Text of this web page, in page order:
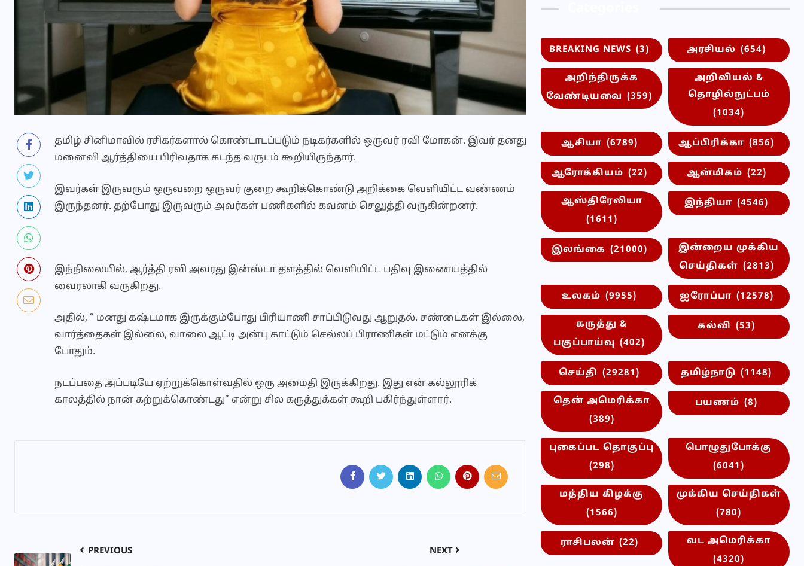
தமிழ் சினிமாவில் ரசிகர்களால் கொண்டாடப்படும் நடிகர்களில் ஒருவர் ரவி மோகன். இவர் தனது
மனைவி ஆர்த்தியை பிரிவதாக கடந்த வருடம் கூறியிருந்தார்.
இவர்கள் இருவரும் ஒருவறை ஒருவர் குறை கூறிக்கொண்டு அறிக்கை வெளியிட்ட வண்ணம்
இருந்தனர். தற்போது இருவரும் அவர்கள் பணிகளில் கவனம் செலுத்தி வருகின்றனர்.
இந்நிலையில், ஆர்த்தி ரவி அவரது இன்ஸ்டா தளத்தில் வெளியிட்ட பதிவு இணையத்தில்
வைரலாகி வருகிறது.
அதில், ” மனது கஷ்டமாக இருக்கும்போது பிரியாணி சாப்பிடுவது ஆறுதல். சண்டைகள் இல்லை,
வார்த்தைகள் இல்லை, வாலை ஆட்டி அன்பு காட்டும் செல்லப் பிராணிகள் மட்டும் எனக்கு
போதும்.
நடப்பதை அப்படியே ஏற்றுக்கொள்வதில் ஒரு அமைதி இருக்கிறது. இது என் கல்லூரிக்
காலத்தில் நான் கற்றுக்கொண்டது” என்று சில கருத்துக்கள் கூறி பகிர்ந்துள்ளார்.
PREVIOUS NEXT
BREAKING NEWS (3) அரசியல் (654)
அறிந்திருக்க
வேண்டியவை (359)
அறிவியல் &
தொழில்நுட்பம்
(1034)
ஆசியா (6789) ஆப்பிரிக்கா (856)
ஆரோக்கியம் (22) ஆன்மிகம் (22)
ஆஸ்திரேலியா
(1611)
இந்தியா (4546)
இலங்கை (21000)
இன்றைய முக்கிய
செய்திகள் (2813)
உலகம் (9955) ஐரோப்பா (12578)
கருத்து &
பகுப்பாய்வு (402)
கல்வி (53)
செய்தி (29281) தமிழ்நாடு (1148)
தென் அமெரிக்கா
(389)
பயணம் (8)
புகைப்பட தொகுப்பு
(298)
பொழுதுபோக்கு
(6041)
மத்திய கிழக்கு
(1566)
முக்கிய செய்திகள்
(780)
ராசிபலன் (22)
வட அமெரிக்கா
(4320)